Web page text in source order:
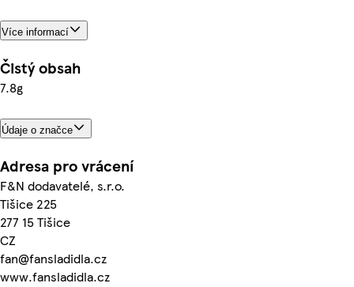
Více informací
Čistý obsah
7.8g
Údaje o značce
Adresa pro vrácení
F&N dodavatelé, s.r.o.
Tišice 225
277 15 Tišice
CZ
fan@fansladidla.cz
www.fansladidla.cz